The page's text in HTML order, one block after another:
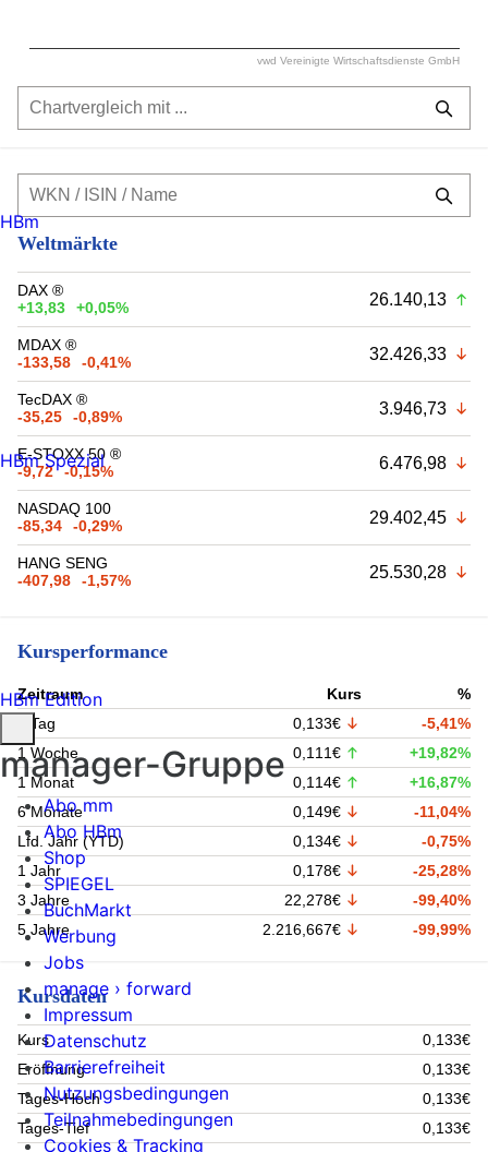
vwd Vereinigte Wirtschaftsdienste GmbH
Weltmärkte
DAX ®
+13,83
+0,05% 26.140,13
MDAX ®
-133,58
-0,41% 32.426,33
TecDAX ®
-35,25
-0,89% 3.946,73
E-STOXX 50 ®
-9,72
-0,15% 6.476,98
NASDAQ 100
-85,34
-0,29% 29.402,45
HANG SENG
-407,98
-1,57% 25.530,28
Kursperformance
Zeitraum Kurs
%
1 Tag
0,133€
-5,41%
1 Woche
0,111€
+19,82%
1 Monat
0,114€
+16,87%
6 Monate
0,149€
-11,04%
Lfd. Jahr (YTD)
0,134€
-0,75%
1 Jahr
0,178€
-25,28%
3 Jahre
22,278€
-99,40%
5 Jahre
2.216,667€ -99,99%
Kursdaten
Kurs
0,133€
Eröffnung
0,133€
Tages-Hoch
0,133€
Tages-Tief
0,133€
HBm
HBm Spezial
HBm Edition
manager-Gruppe
Abo mm
Abo HBm
Shop
SPIEGEL
BuchMarkt
Werbung
Jobs
manage › forward
Impressum
Datenschutz
Barrierefreiheit
Nutzungsbedingungen
Teilnahmebedingungen
Cookies & Tracking